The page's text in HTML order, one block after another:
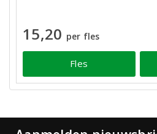
15,20 per fles
Fles